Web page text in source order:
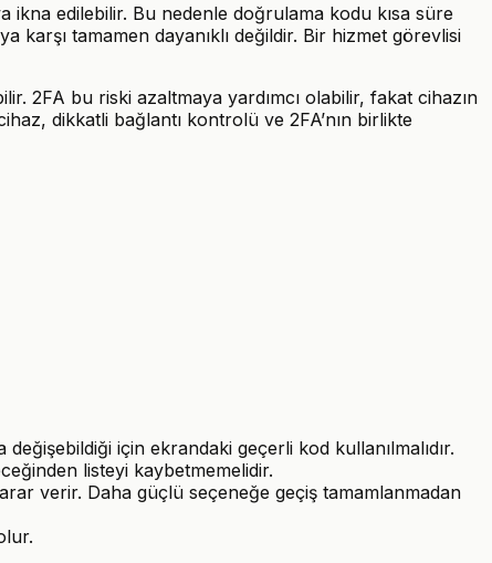
ikna edilebilir. Bu nedenle doğrulama kodu kısa süre
karşı tamamen dayanıklı değildir. Bir hizmet görevlisi
2FA bu riski azaltmaya yardımcı olabilir, fakat cihazın
dikkatli bağlantı kontrolü ve 2FA’nın birlikte
için ekrandaki geçerli kod kullanılmalıdır.
listeyi kaybetmemelidir.
verir. Daha güçlü seçeneğe geçiş tamamlanmadan